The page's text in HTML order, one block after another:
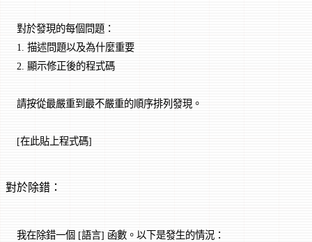
對於發現的每個問題：
1. 描述問題以及為什麼重要
2. 顯示修正後的程式碼
請按從最嚴重到最不嚴重的順序排列發現。
[在此貼上程式碼]
對於除錯：
我在除錯一個 [語言] 函數。以下是發生的情況：